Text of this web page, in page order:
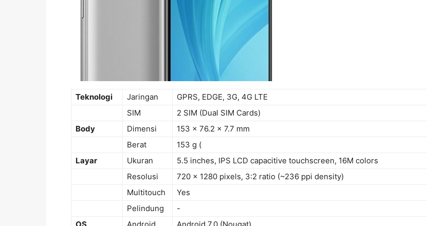
Teknologi Jaringan
GPRS, EDGE, 3G, 4G LTE
SIM
2 SIM (Dual SIM Cards)
Body
Dimensi
153 x 76.2 x 7.7 mm
Berat
153 g (
Layar
Ukuran
5.5 inches, IPS LCD capacitive touchscreen, 16M colors
Resolusi
720 x 1280 pixels, 3:2 ratio (~236 ppi density)
Multitouch
Yes
Pelindung
-